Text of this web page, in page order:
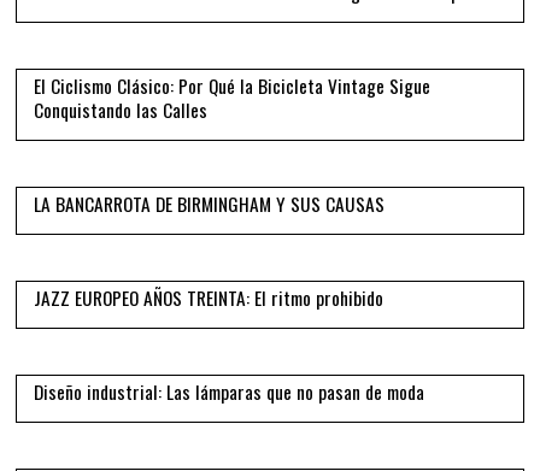
04
El Ciclismo Clásico: Por Qué la Bicicleta Vintage Sigue
Conquistando las Calles
05
LA BANCARROTA DE BIRMINGHAM Y SUS CAUSAS
06
JAZZ EUROPEO AÑOS TREINTA: El ritmo prohibido
07
Diseño industrial: Las lámparas que no pasan de moda
08